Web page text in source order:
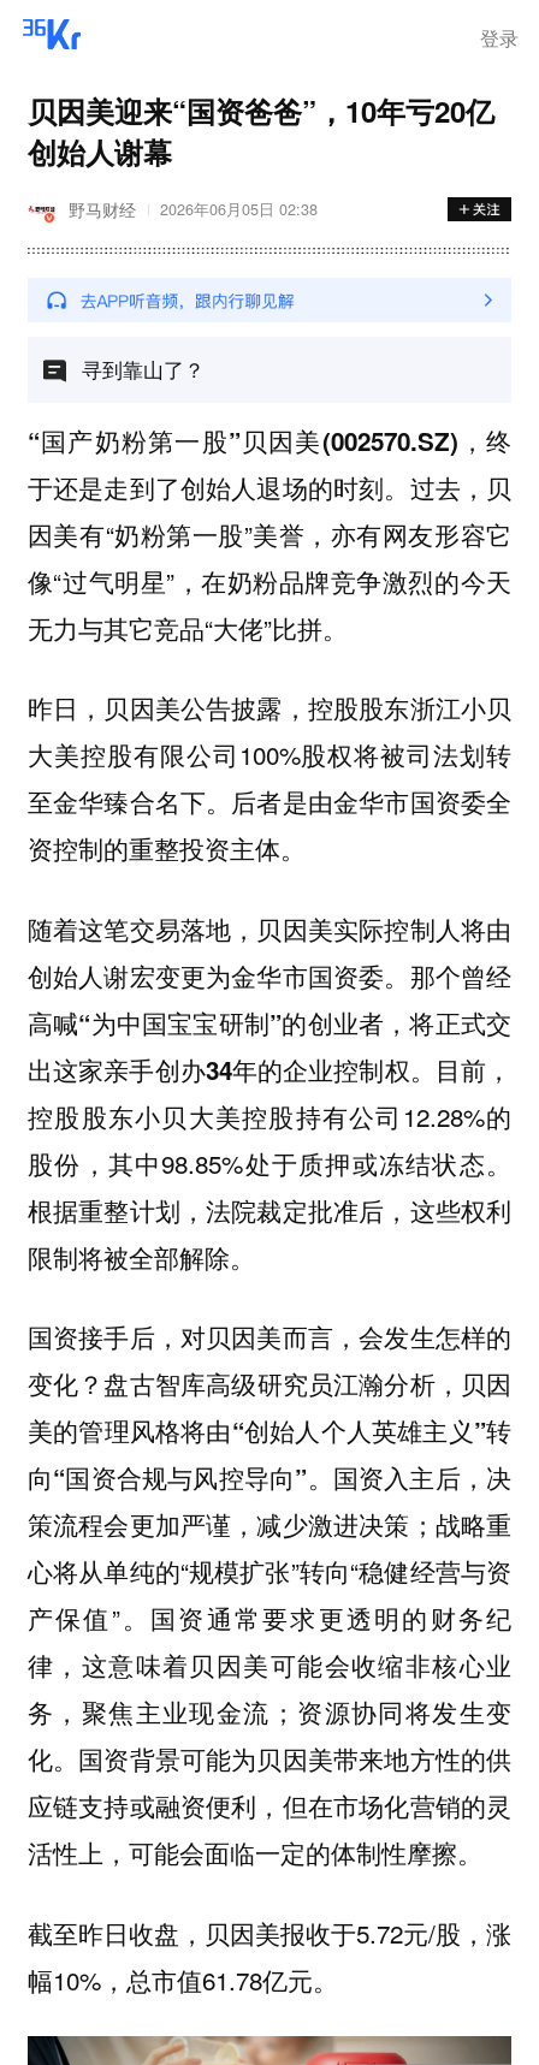
登录
贝因美迎来“国资爸爸”，10年亏20亿
创始人谢幕
野马财经 2026年06月05日 02:38
寻到靠山了？
“国产奶粉第一股”贝因美(002570.SZ)，终
于还是走到了创始人退场的时刻。 过去，贝
因美有“奶粉第一股”美誉，亦有网友形容它
像“过气明星”，在奶粉品牌竞争激烈的今天
无力与其它竞品“大佬”比拼。
昨日，贝因美公告披露，控股股东浙江小贝
大美控股有限公司100%股权将被司法划转
至金华臻合名下。后者是由金华市国资委全
资控制的重整投资主体。
随着这笔交易落地，贝因美实际控制人将由
创始人谢宏变更为金华市国资委。那个曾经
高喊“为中国宝宝研制”的创业者，将正式交
出这家亲手创办34年的企业控制权。 目前，
控股股东小贝大美控股持有公司12.28%的
股份，其中98.85%处于质押或冻结状态。
根据重整计划，法院裁定批准后，这些权利
限制将被全部解除。
国资接手后，对贝因美而言，会发生怎样的
变化？ 盘古智库高级研究员江瀚分析，贝因
美的管理风格将由“创始人个人英雄主义”转
向“国资合规与风控导向”。 国资入主后，决
策流程会更加严谨，减少激进决策；战略重
心将从单纯的“规模扩张”转向“稳健经营与资
产保值”。国资通常要求更透明的财务纪
律，这意味着贝因美可能会收缩非核心业
务，聚焦主业现金流；资源协同将发生变
化。国资背景可能为贝因美带来地方性的供
应链支持或融资便利，但在市场化营销的灵
活性上，可能会面临一定的体制性摩擦。
截至昨日收盘，贝因美报收于5.72元/股，涨
幅10%，总市值61.78亿元。